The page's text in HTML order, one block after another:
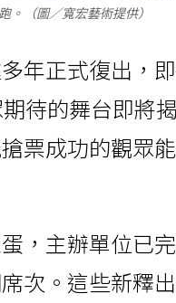
。（圖／寬宏藝術提供）
年正式復出，
待的舞台即將
票成功的觀眾
，主辦單位已
次。這些新釋